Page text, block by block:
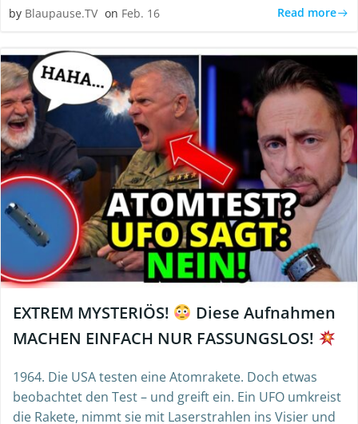
by Blaupause.TV on Feb. 16 Read more
EXTREM MYSTERIÖS!
Diese Aufnahmen
MACHEN EINFACH NUR FASSUNGSLOS!
1964. Die USA testen eine Atomrakete. Doch etwas
beobachtet den Test – und greift ein. Ein UFO umkreist
die Rakete, nimmt sie mit Laserstrahlen ins Visier und